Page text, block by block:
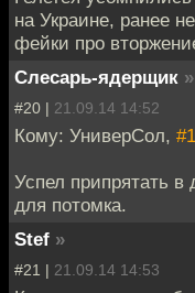
на Украине, ранее
фейки про
Слесарь-ядерщик »
#20 | 21.09.14 14:52
Кому: УниверСол,
Успел припрятать в
для потомка.
Stef »
#21 | 21.09.14 14:53